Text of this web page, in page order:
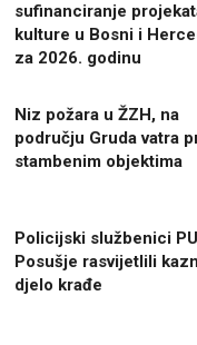
sufinanciranje
kulture u Bosni i
za 2026. godinu
Niz požara u ŽZH, na
području Gruda vatra
stambenim objektima
Policijski službenici PU
Posušje rasvijetlili
djelo krađe